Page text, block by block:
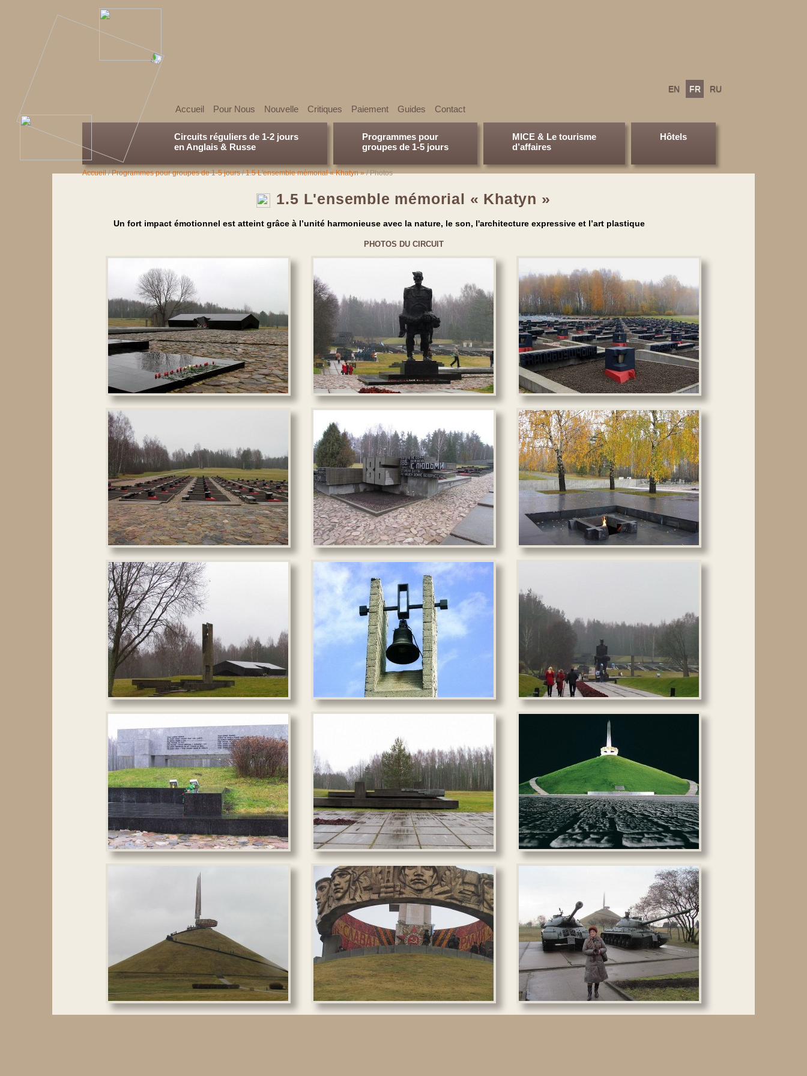
EN FR RU
Accueil Pour Nous Nouvelle Сritiques Paiement Guides Contact
Circuits réguliers de 1-2 jours
en Anglais & Russe
Programmes pour
groupes de 1-5 jours
MICE & Le tourisme
d’affaires
Hôtels
Accueil/Programmes pour groupes de 1-5 jours/1.5 L'ensemble mémorial « Khatyn »/Photos
1.5 L'ensemble mémorial « Khatyn »
Un fort impact émotionnel est atteint grâce à l’unité harmonieuse avec la nature, le son, l'architecture expressive et l’art plastique
PHOTOS DU CIRCUIT